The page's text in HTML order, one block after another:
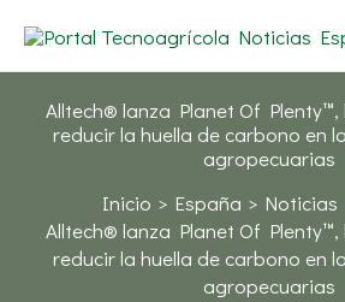
contenido
Alltech® lanza Planet Of
reducir la huella de carbono en
agropecuarias
Inicio
España
Noticias
Alltech® lanza Planet Of
reducir la huella de carbono en
agropecuarias